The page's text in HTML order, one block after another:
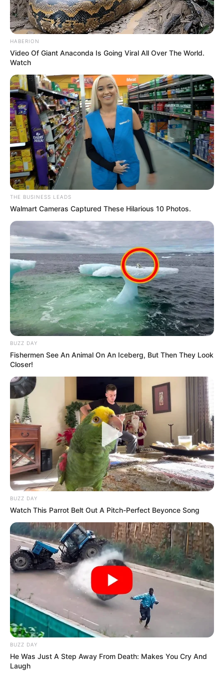
έφυγε από την ζωή
ΣΟΚ: Γυναίκα έπεσε από την υψηλή γέφυρα
Χαλκίδας
έφυγε από την ζωή
Ακολουθήστε το evianews.com στοGoogle
News
ΤΑ ΠΙΟ ΔΗΜΟΦΙΛΗ
HABERION
Video Of Giant Anaconda Is Going Viral All Over The World.
Watch
THE BUSINESS LEADS
Walmart Cameras Captured These Hilarious 10 Photos.
BUZZ DAY
Fishermen See An Animal On An Iceberg, But Then They Look
Closer!
BUZZ DAY
Watch This Parrot Belt Out A Pitch-Perfect Beyonce Song
BUZZ DAY
He Was Just A Step Away From Death: Makes You Cry And
Laugh